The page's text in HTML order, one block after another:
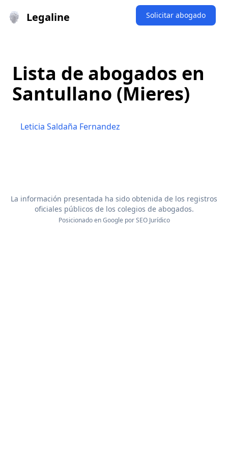
Legaline Solicitar abogado
Lista de abogados en
Santullano (Mieres)
Leticia Saldaña Fernandez
La información presentada ha sido obtenida de los registros
oficiales públicos de los colegios de abogados.
Posicionado en Google porSEO Jurídico